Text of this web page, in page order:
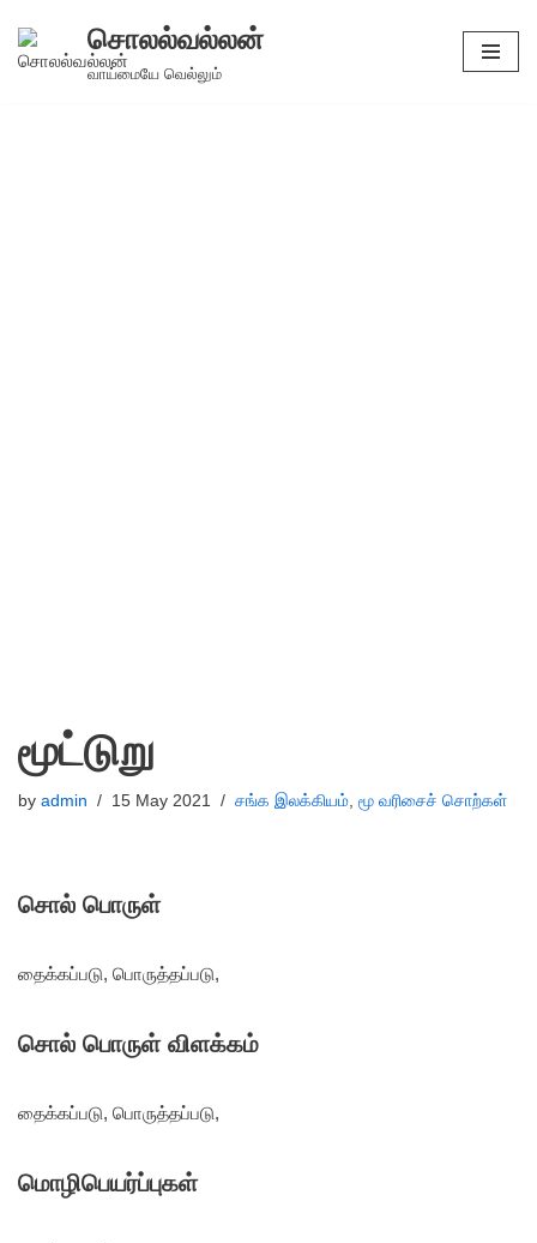
Skip
சொலல்வல்லன்
வாய்மையே வெல்லும்
மூட்டுறு
by admin 15 May 2021 சங்க இலக்கியம், மூ வரிசைச் சொற்கள்
சொல் பொருள்
தைக்கப்படு, பொருத்தப்படு,
சொல் பொருள் விளக்கம்
தைக்கப்படு, பொருத்தப்படு,
மொழிபெயர்ப்புகள்